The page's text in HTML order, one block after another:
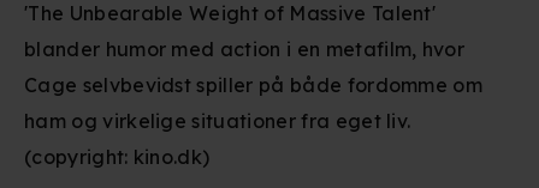
'The Unbearable Weight of Massive Talent'
blander humor med action i en metafilm, hvor
Cage selvbevidst spiller på både fordomme om
ham og virkelige situationer fra eget liv.
(copyright: kino.dk)